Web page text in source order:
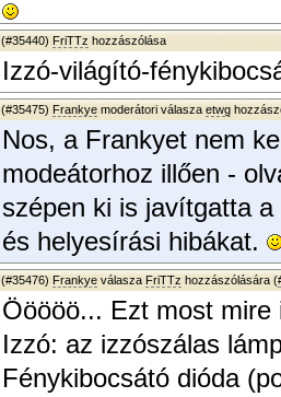
(#35440) FriTTz hozzászólása
Izzó-világító-
(#35475) Frankye moderátori válasza etwg
Nos, a Frankyet nem
modeátorhoz illően -
szépen ki is javítgatta
és helyesírási hibákat.
(#35476) Frankye válasza FriTTz hozzászólására (
Ööööö... Ezt most mire
Izzó: az izzószálas
Fénykibocsátó dióda